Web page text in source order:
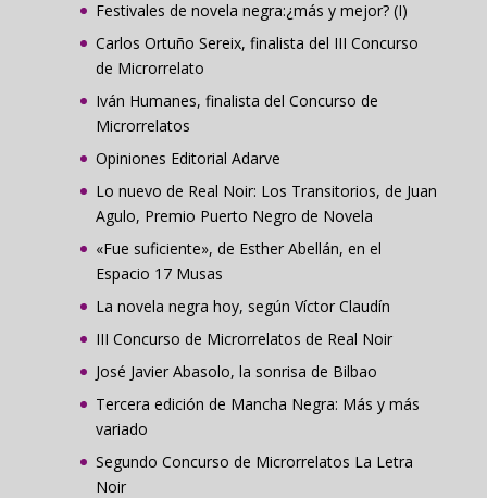
Festivales de novela negra:¿más y mejor? (I)
Carlos Ortuño Sereix, finalista del III Concurso
de Microrrelato
Iván Humanes, finalista del Concurso de
Microrrelatos
Opiniones Editorial Adarve
Lo nuevo de Real Noir: Los Transitorios, de Juan
Agulo, Premio Puerto Negro de Novela
«Fue suficiente», de Esther Abellán, en el
Espacio 17 Musas
La novela negra hoy, según Víctor Claudín
III Concurso de Microrrelatos de Real Noir
José Javier Abasolo, la sonrisa de Bilbao
Tercera edición de Mancha Negra: Más y más
variado
Segundo Concurso de Microrrelatos La Letra
Noir